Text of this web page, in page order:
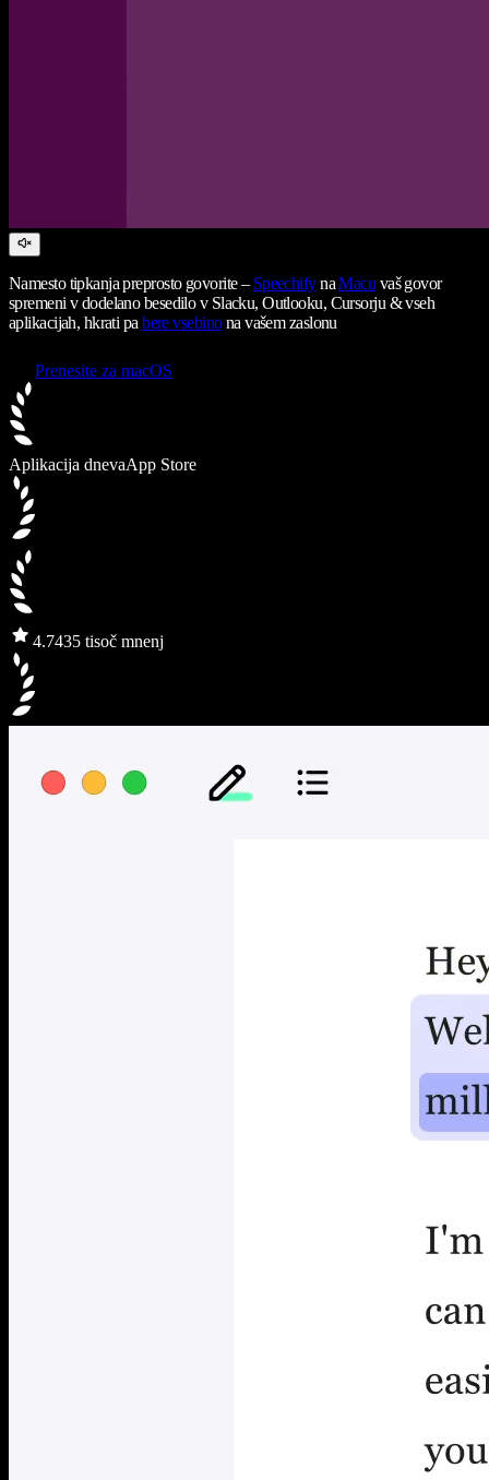
Namesto tipkanja preprosto govorite – SpeechifynaMacu vaš govor
spremeni v dodelano besedilo v Slacku, Outlooku, Cursorju & vseh
aplikacijah, hkrati pabere vsebinona vašem zaslonu
Prenesite za macOS
Aplikacija dnevaApp Store
4.7435 tisoč mnenj